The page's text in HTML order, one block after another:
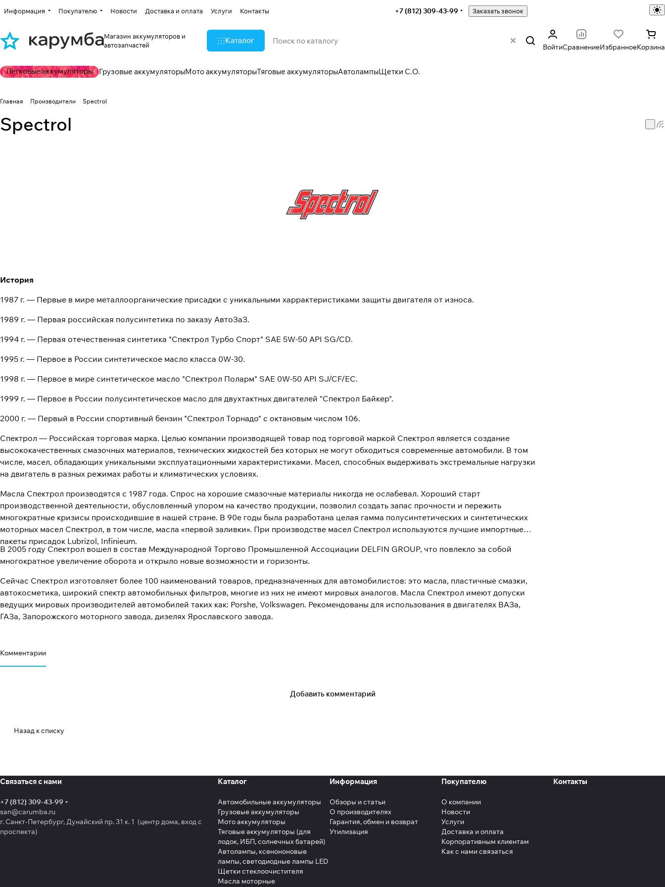
Информация Покупателю Новости Доставка и оплата Услуги Контакты +7 (812) 309-43-99 Заказать звонок
Магазин аккумуляторов и
автозапчастей
Каталог
ВойтиСравнениеИзбранноеКорзина
Легковые аккумуляторы Грузовые аккумуляторыМото аккумуляторыТяговые аккумуляторыАвтолампыЩетки С.О.
Главная Производители Spectrol
Spectrol
История
1987 г. — Первые в мире металлоорганические присадки с уникальными харрактеристиками защиты двигателя от износа.
1989 г. — Первая российская полусинтетика по заказу АвтоЗаЗ.
1994 г. — Первая отечественная синтетика "Спектрол Турбо Спорт" SAE 5W-50 API SG/CD.
1995 г. — Первое в России синтетическое масло класса 0W-30.
1998 г. — Первое в мире синтетическое масло "Спектрол Поларм" SAE 0W-50 API SJ/CF/EC.
1999 г. — Первое в России полусинтетическое масло для двухтактных двигателей "Спектрол Байкер".
2000 г. — Первый в России спортивный бензин "Спектрол Торнадо" с октановым числом 106.
Спектрол — Российская торговая марка. Целью компании производящей товар под торговой маркой Спектрол является создание
высококачественных смазочных материалов, технических жидкостей без которых не могут обходиться современные автомобили. В том
числе, масел, обладающих уникальными эксплуатационными характеристиками. Масел, способных выдерживать экстремальные нагрузки
на двигатель в разных режимах работы и климатических условиях.
Масла Спектрол производятся с 1987 года. Спрос на хорошие смазочные материалы никогда не ослабевал. Хороший старт
производственной деятельности, обусловленный упором на качество продукции, позволил создать запас прочности и пережить
многократные кризисы происходившие в нашей стране. В 90е годы была разработана целая гамма полусинтетических и синтетических
моторных масел Спектрол, в том числе, масла «первой заливки». При производстве масел Спектрол используются лучшие импортные
пакеты присадок Lubrizol, Infinieum.
В 2005 году Спектрол вошел в состав Международной Торгово Промышленной Ассоциации DELFIN GROUP, что повлекло за собой
многократное увеличение оборота и открыло новые возможности и горизонты.
Сейчас Спектрол изготовляет более 100 наименований товаров, предназначенных для автомобилистов: это масла, пластичные смазки,
автокосметика, широкий спектр автомобильных фильтров, многие из них не имеют мировых аналогов. Масла Спектрол имеют допуски
ведущих мировых производителей автомобилей таких как: Porshe, Volkswagen. Рекомендованы для использования в двигателях ВАЗа,
ГАЗа, Запорожского моторного завода, дизелях Ярославского завода.
Комментарии
Добавить комментарий
Назад к списку
Связаться с нами
+7 (812) 309-43-99
san@carumba.ru
г. Санкт-Петербург, Дунайский пр. 31 к. 1 (центр дома, вход с
проспекта)
Каталог
Автомобильные аккумуляторы
Грузовые аккумуляторы
Мото аккумуляторы
Тяговые аккумуляторы (для
лодок, ИБП, солнечных батарей)
Автолампы, ксенононовые
лампы, светодиодные лампы LED
Щетки стеклоочистителя
Масла моторные
Информация
Обзоры и статьи
О производителях
Гарантия, обмен и возврат
Утилизация
Покупателю
О компании
Новости
Услуги
Доставка и оплата
Корпоративным клиентам
Как с нами связаться
Контакты